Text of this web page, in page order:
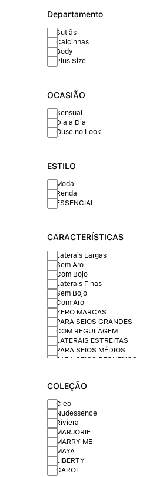
Departamento
Sutiãs
Calcinhas
Body
Plus Size
OCASIÃO
Sensual
Dia a Dia
Ouse no Look
ESTILO
Moda
Renda
ESSENCIAL
CARACTERÍSTICAS
Laterais Largas
Sem Aro
Com Bojo
Laterais Finas
Sem Bojo
Com Aro
ZERO MARCAS
PARA SEIOS GRANDES
COM REGULAGEM
LATERAIS ESTREITAS
PARA SEIOS MÉDIOS
PARA SEIOS PEQUENOS
PARA SEIOS SEPARADOS
COLEÇÃO
Cleo
Nudessence
Riviera
MARJORIE
MARRY ME
MAYA
LIBERTY
CAROL